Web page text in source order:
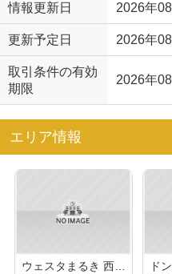
情報更新日 2026年
更新予定日 2026年
取引条件の有効
期限
2026年
エリア情報
ウェスタまるき 西割店